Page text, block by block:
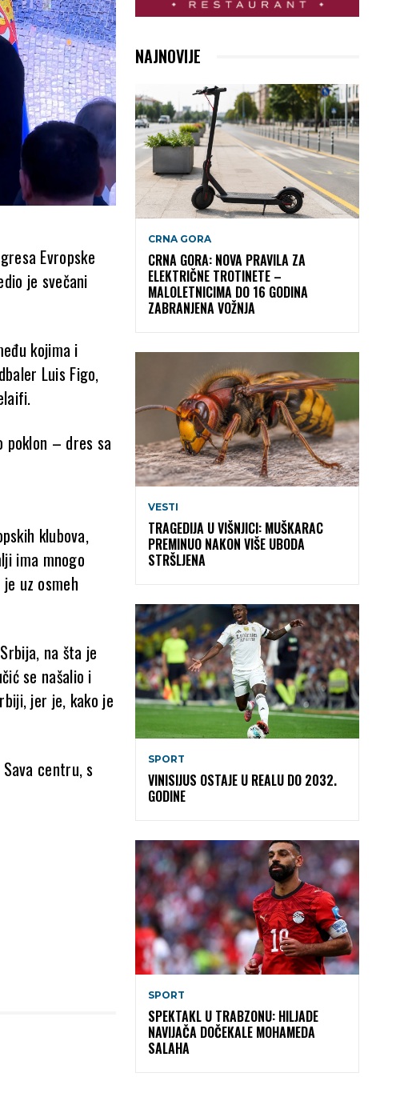
Evropske
je svečani
kojima i
Luis Figo,
poklon – dres sa
klubova,
ima mnogo
uz osmeh
na šta je
se našalio i
jer je, kako je
centru, s
NAJNOVIJE
CRNA GORA
CRNA GORA: NOVA PRAVILA ZA
ELEKTRIČNE TROTINETE –
MALOLETNICIMA DO 16 GODINA
ZABRANJENA VOŽNJA
VESTI
TRAGEDIJA U VIŠNJICI: MUŠKARAC
PREMINUO NAKON VIŠE UBODA
STRŠLJENA
SPORT
VINISIJUS OSTAJE U REALU DO 2032.
GODINE
SPORT
SPEKTAKL U TRABZONU: HILJADE
NAVIJAČA DOČEKALE MOHAMEDA
SALAHA